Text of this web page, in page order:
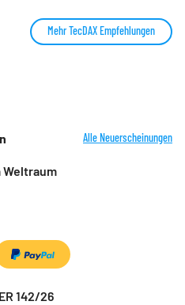
Mehr TecDAX Empfehlungen
Alle Neuerscheinungen
Weltraum
142/26